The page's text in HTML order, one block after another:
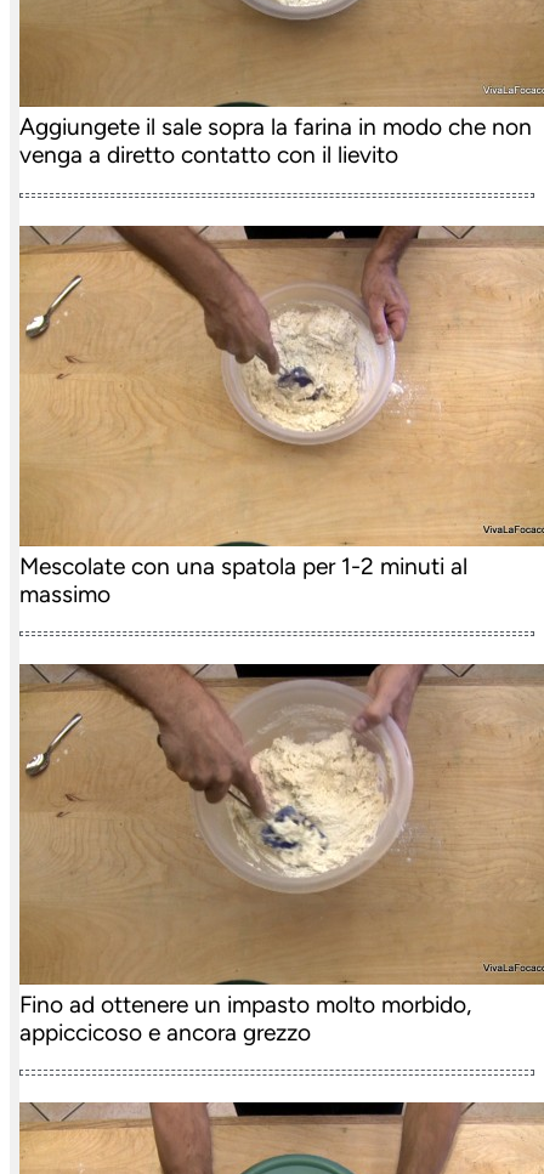
Aggiungete il sale sopra la farina in modo che non
venga a diretto contatto con il lievito
Mescolate con una spatola per 1-2 minuti al
massimo
Fino ad ottenere un impasto molto morbido,
appiccicoso e ancora grezzo